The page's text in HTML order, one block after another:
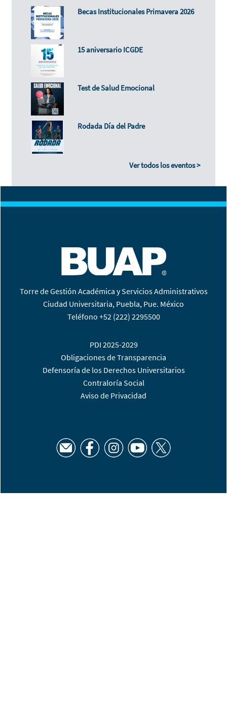
Becas Institucionales Primavera 2026
15 aniversario ICGDE
Test de Salud Emocional
Rodada Día del Padre
Ver todos los eventos >
Torre de Gestión Académica y Servicios Administrativos
Ciudad Universitaria, Puebla, Pue. México
Teléfono +52 (222) 2295500
PDI 2025-2029
Obligaciones de Transparencia
Defensoría de los Derechos Universitarios
Contraloría Social
Aviso de Privacidad